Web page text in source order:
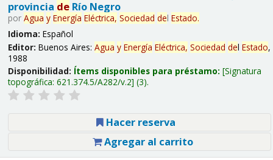
provincia deRío Negro
por Agua y Energía Eléctrica, Sociedad del Estado.
Idioma: Español
Editor: Buenos Aires: Agua y Energía Eléctrica, Sociedad del Estado,
1988
Disponibilidad: Ítems disponibles para préstamo: Signatura
topográfica: 621.374.5/A282/v.2 (3).
Hacer reserva
Agregar al carrito